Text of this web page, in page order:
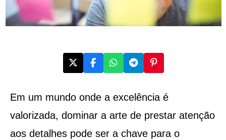
Em um mundo onde a excelência é
valorizada, dominar a arte de prestar atenção
aos detalhes pode ser a chave para o